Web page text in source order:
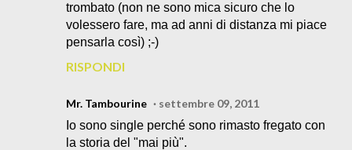
trombato (non ne sono mica sicuro che lo
volessero fare, ma ad anni di distanza mi piace
pensarla così) ;-)
RISPONDI
Mr. Tambourine
settembre 09, 2011
Io sono single perché sono rimasto fregato con
la storia del "mai più".